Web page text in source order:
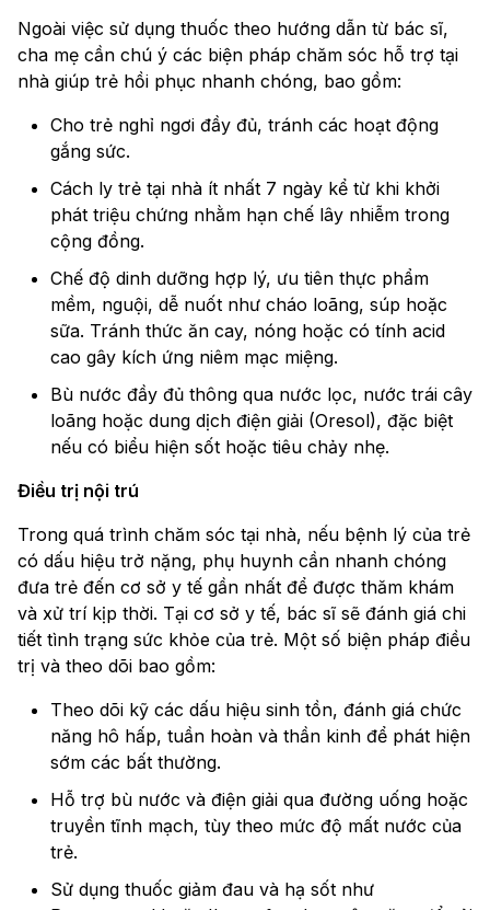
Ngoài việc sử dụng thuốc theo hướng dẫn từ bác sĩ,
cha mẹ cần chú ý các biện pháp chăm sóc hỗ trợ tại
nhà giúp trẻ hồi phục nhanh chóng, bao gồm:
Cho trẻ nghỉ ngơi đầy đủ, tránh các hoạt động
gắng sức.
Cách ly trẻ tại nhà ít nhất 7 ngày kể từ khi khởi
phát triệu chứng nhằm hạn chế lây nhiễm trong
cộng đồng.
Chế độ dinh dưỡng hợp lý, ưu tiên thực phẩm
mềm, nguội, dễ nuốt như cháo loãng, súp hoặc
sữa. Tránh thức ăn cay, nóng hoặc có tính acid
cao gây kích ứng niêm mạc miệng.
Bù nước đầy đủ thông qua nước lọc, nước trái cây
loãng hoặc dung dịch điện giải (Oresol), đặc biệt
nếu có biểu hiện sốt hoặc tiêu chảy nhẹ.
Điều trị nội trú
Trong quá trình chăm sóc tại nhà, nếu bệnh lý của trẻ
có dấu hiệu trở nặng, phụ huynh cần nhanh chóng
đưa trẻ đến cơ sở y tế gần nhất để được thăm khám
và xử trí kịp thời. Tại cơ sở y tế, bác sĩ sẽ đánh giá chi
tiết tình trạng sức khỏe của trẻ. Một số biện pháp điều
trị và theo dõi bao gồm:
Theo dõi kỹ các dấu hiệu sinh tồn, đánh giá chức
năng hô hấp, tuần hoàn và thần kinh để phát hiện
sớm các bất thường.
Hỗ trợ bù nước và điện giải qua đường uống hoặc
truyền tĩnh mạch, tùy theo mức độ mất nước của
trẻ.
Sử dụng thuốc giảm đau và hạ sốt như